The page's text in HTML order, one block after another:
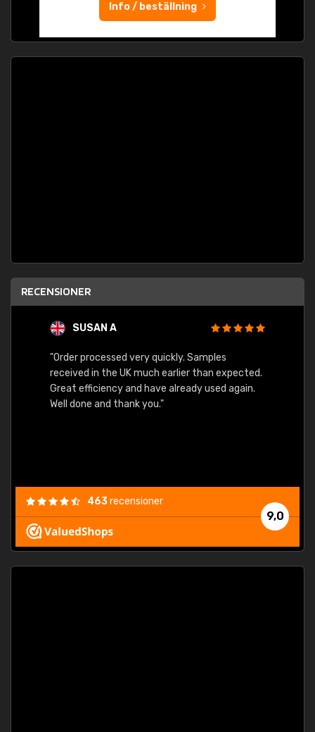
Info / beställning
RECENSIONER
SUSAN A
"Order processed very quickly. Samples
received in the UK much earlier than expected.
Great efficiency and have already used again.
Well done and thank you."
9,0
463recensioner